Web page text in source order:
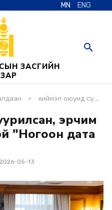
MN ENG
ЗАСГИЙН
» хиймэл оюунд суурилсан, эрчим хүчний хэмнэлттэй "ногоон дата төв" байгуулна
эрчим
"Ногоон дата
2026-05-13